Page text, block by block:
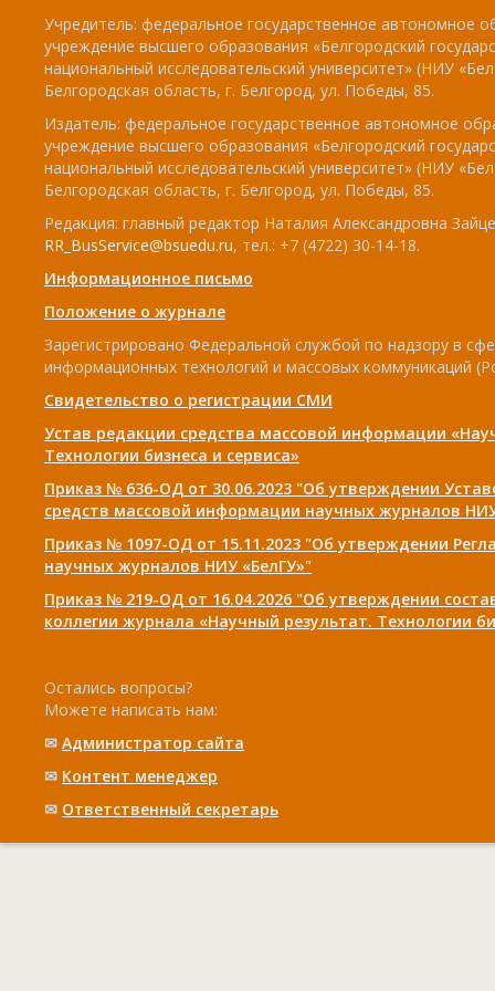
Учредитель: федеральное государственное автономное
учреждение высшего образования «Белгородский
национальный исследовательский университет» (НИУ
Белгородская область, г. Белгород, ул. Победы, 85.
Издатель: федеральное государственное автономное
учреждение высшего образования «Белгородский
национальный исследовательский университет» (НИУ
Белгородская область, г. Белгород, ул. Победы, 85.
Редакция: главный редактор Наталия Александровна
RR_BusService@bsuedu.ru, тел.: +7 (4722) 30-14-18.
Информационное письмо
Положение о журнале
Зарегистрировано Федеральной службой по надзору в
информационных технологий и массовых коммуникаций
Свидетельство о регистрации СМИ
Устав редакции средства массовой информации
Технологии бизнеса и сервиса»
Приказ № 636-ОД от 30.06.2023 "Об утверждении
средств массовой информации научных журналов
Приказ № 1097-ОД от 15.11.2023 "Об утверждении
научных журналов НИУ «БелГУ»"
Приказ № 219-ОД от 16.04.2026 "Об утверждении
коллегии журнала «Научный результат. Технологии
Остались вопросы?
Можете написать нам:
✉ Администратор сайта
✉ Контент менеджер
✉ Ответственный cекретарь